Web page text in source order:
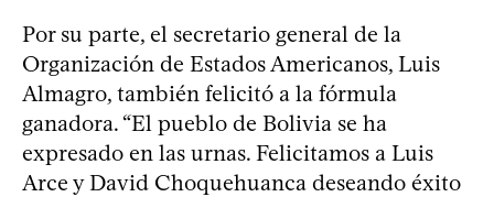
Por su parte, el secretario general de la
Organización de Estados Americanos, Luis
Almagro, también felicitó a la fórmula
ganadora. “El pueblo de Bolivia se ha
expresado en las urnas. Felicitamos a Luis
Arce y David Choquehuanca deseando éxito